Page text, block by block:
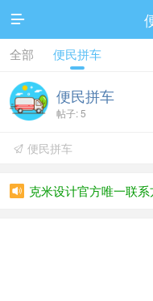

全部 便民拼车
便民拼车
帖子: 5
 便民拼车
 克米设计官方唯一联